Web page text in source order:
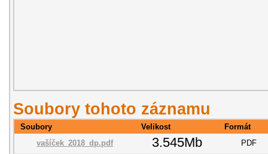
Soubory tohoto záznamu
Soubory Velikost
Formát
vašíček_2018_dp.pdf
3.545Mb PDF